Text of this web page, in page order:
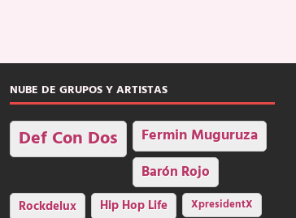
NUBE DE GRUPOS Y ARTISTAS
Def Con Dos Fermin Muguruza
Barón Rojo
Rockdelux Hip Hop Life
XpresidentX